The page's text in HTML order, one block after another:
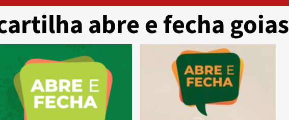
abre e fecha goias